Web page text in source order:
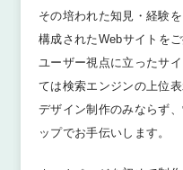
その培われた知見・経験
構成されたWebサイトをご
ユーザー視点に立ったサ
ては検索エンジンの上位
デザイン制作のみならず
ップでお手伝いします。